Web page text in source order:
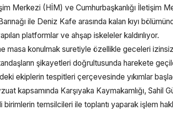
Merkezi (HİM) ve Cumhurbaşkanlığı İletişim
ile Deniz Kafe arasında kalan kıyı
platformlar ve ahşap iskeleler kaldırılıyor.
masa konulmak suretiyle özellikle geceleri
şikayetleri doğrultusunda harekete
ekiplerin tespitleri çerçevesinde yıkımlar
kapsamında Karşıyaka Kaymakamlığı, Sahil
birimlerin temsilcileri ile toplantı yaparak işlem